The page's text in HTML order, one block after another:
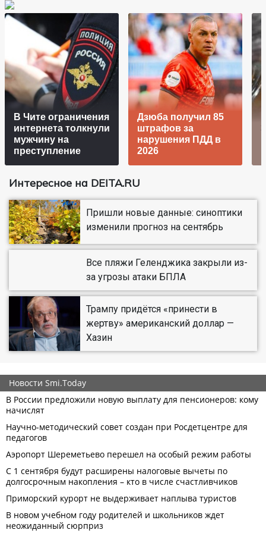
В Чите ограничения
интернета толкнули
мужчину на
преступление
Дзюба получил 85
штрафов за
нарушения ПДД в
2026
Интересное на DEITA.RU
Пришли новые данные: синоптики
изменили прогноз на сентябрь
Все пляжи Геленджика закрыли из-
за угрозы атаки БПЛА
Трампу придётся «принести в
жертву» американский доллар —
Хазин